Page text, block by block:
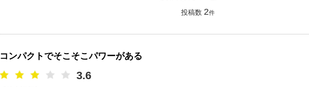
投稿数 2件
コンパクトでそこそこパワーがある
3.6